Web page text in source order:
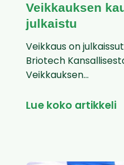
Veikkauksen
julkaistu
Veikkaus on
Briotech
Veikkauksen...
Lue koko artikkeli